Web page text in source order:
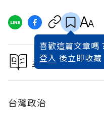
喜歡這篇文章嗎
登入 後立即收
本文出自 1993 /
台灣政治